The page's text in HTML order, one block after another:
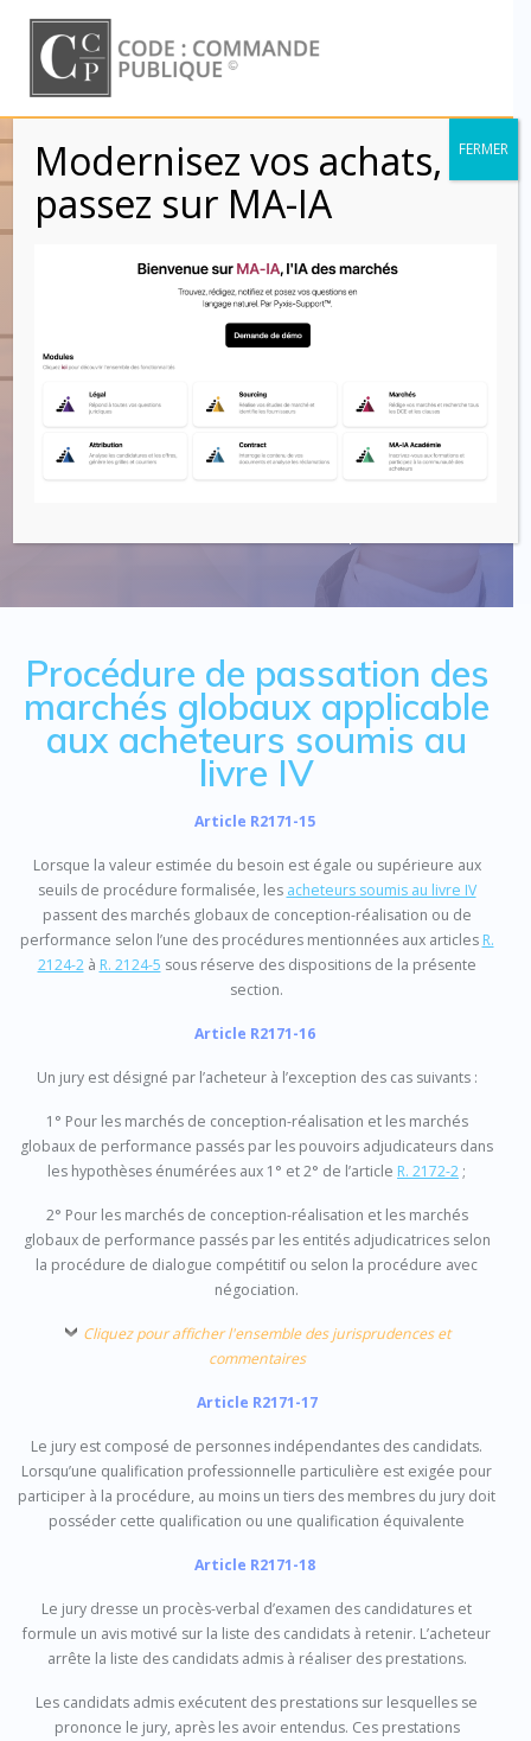
to
content
Procédure de
passation des
marchés globaux
applicable aux
acheteurs soumis
au livre IV
Procédure de passation des
marchés globaux applicable
aux acheteurs soumis au
livre IV
Article R2171-15
Lorsque la valeur estimée du besoin est égale ou supérieure aux
seuils de procédure formalisée, les acheteurs soumis au livre IV
passent des marchés globaux de conception-réalisation ou de
performance selon l’une des procédures mentionnées aux articles R.
2124-2à R. 2124-5 sous réserve des dispositions de la présente
section.
Article R2171-16
Un jury est désigné par l’acheteur à l’exception des cas suivants :
1° Pour les marchés de conception-réalisation et les marchés
globaux de performance passés par les pouvoirs adjudicateurs dans
les hypothèses énumérées aux 1° et 2° de l’article R. 2172-2 ;
2° Pour les marchés de conception-réalisation et les marchés
globaux de performance passés par les entités adjudicatrices selon
la procédure de dialogue compétitif ou selon la procédure avec
négociation.
Cliquez pour afficher l'ensemble des jurisprudences et
commentaires
Article R2171-17
Le jury est composé de personnes indépendantes des candidats.
Lorsqu’une qualification professionnelle particulière est exigée pour
participer à la procédure, au moins un tiers des membres du jury doit
posséder cette qualification ou une qualification équivalente
Article R2171-18
Le jury dresse un procès-verbal d’examen des candidatures et
formule un avis motivé sur la liste des candidats à retenir. L’acheteur
arrête la liste des candidats admis à réaliser des prestations.
Les candidats admis exécutent des prestations sur lesquelles se
prononce le jury, après les avoir entendus. Ces prestations
Modernisez vos achats,
passez sur MA-IA
FERMER